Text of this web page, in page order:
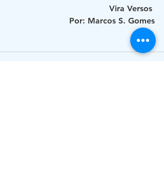
Vira Versos
Por: Marcos S. Gomes